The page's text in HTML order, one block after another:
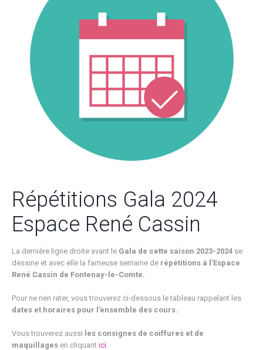
Répétitions Gala 2024
Espace René Cassin
La dernière ligne droite avant le Gala de cette saison 2023-2024 se
dessine et avec elle la fameuse semaine de répétitions à l’Espace
René Cassin de Fontenay-le-Comte.
Pour ne rien rater, vous trouverez ci-dessous le tableau rappelant les
dates et horaires pour l’ensemble des cours.
Vous trouverez aussi les consignes de coiffures et de
maquillages en cliquant ici.